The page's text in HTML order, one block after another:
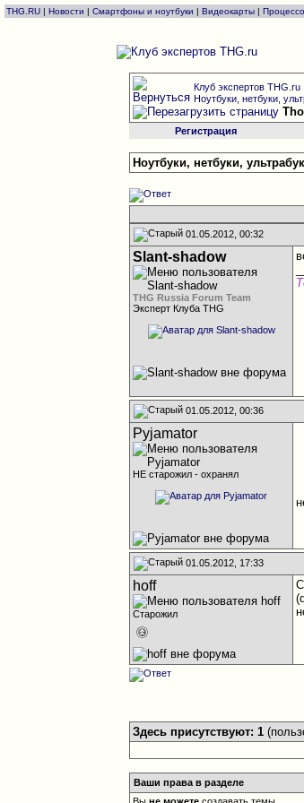
THG.RU | Новости | Смартфоны и ноутбуки | Видеокарты |
Клуб экспертов THG.ru
Ноутбуки, нетбуки,
Регистрация
Ноутбуки, нетбуки,
01.05.2012, 00:32
Slant-shadow
THG Russia Forum Team
Эксперт Клуба THG
01.05.2012, 00:36
Pyjamator
НЕ старожил - охранял
01.05.2012, 17:33
hoff
Старожил
Здесь присутствуют: 1
Ваши права в разделе